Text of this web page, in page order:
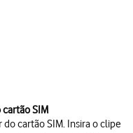
SIM
cartão SIM. Insira o clipe